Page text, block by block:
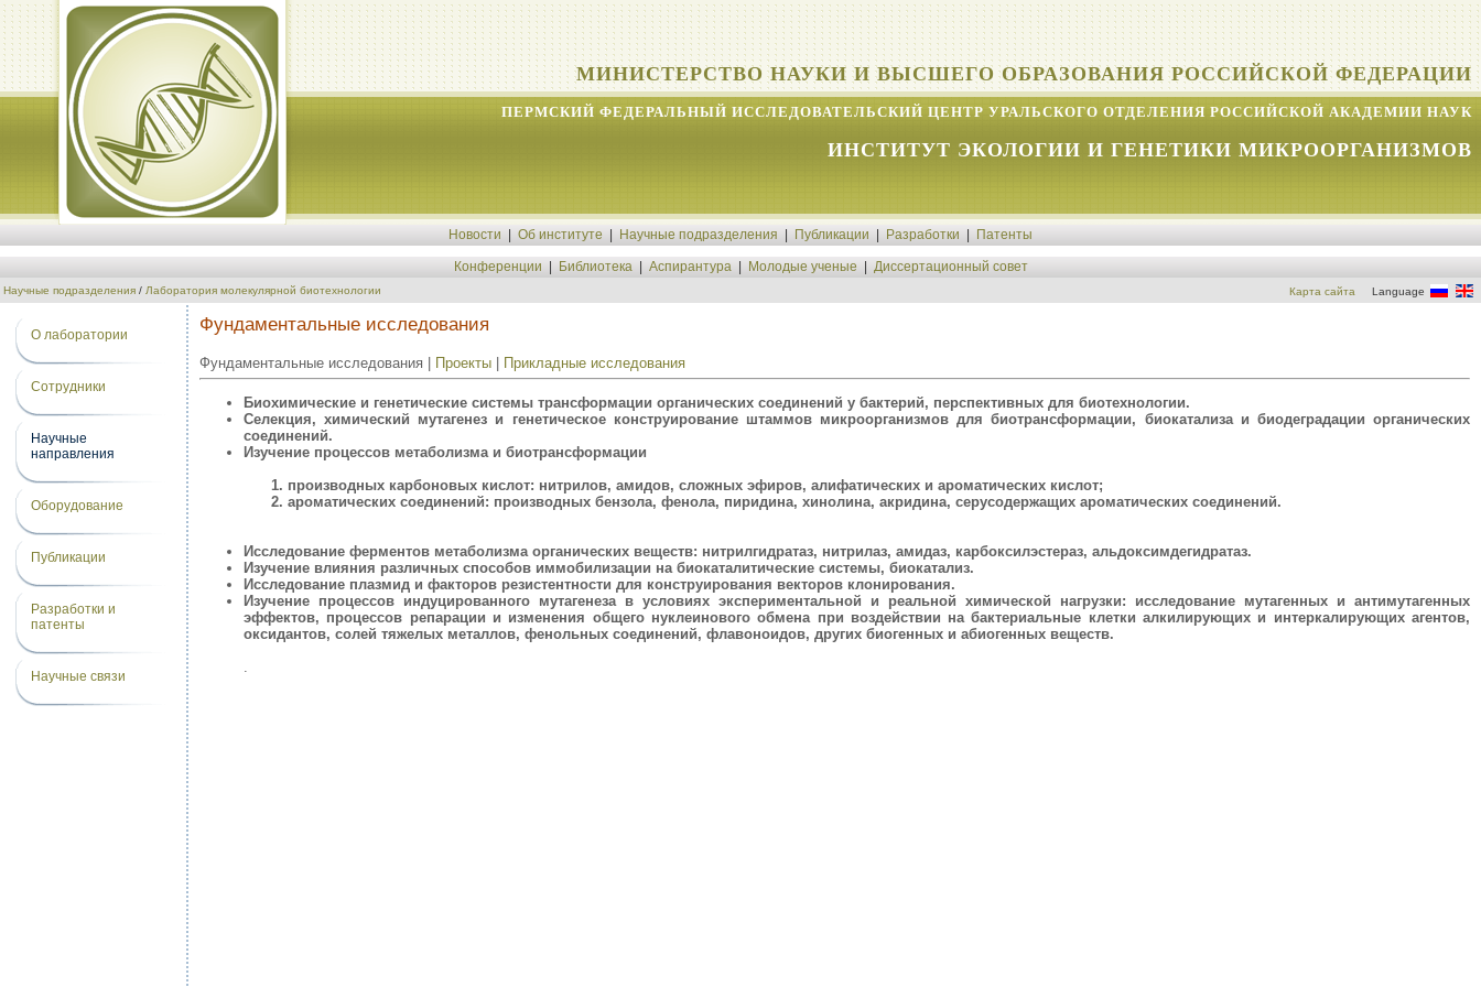
МИНИСТЕРСТВО НАУКИ И ВЫСШЕГО ОБРАЗОВАНИЯ РОССИЙСКОЙ ФЕДЕРАЦИИ
ПЕРМСКИЙ ФЕДЕРАЛЬНЫЙ ИССЛЕДОВАТЕЛЬСКИЙ ЦЕНТР УРАЛЬСКОГО ОТДЕЛЕНИЯ РОССИЙСКОЙ АКАДЕМИИ НАУК
ИНСТИТУТ ЭКОЛОГИИ И ГЕНЕТИКИ МИКРООРГАНИЗМОВ
Новости Об институте Научные подразделения Публикации Разработки Патенты
Конференции Библиотека Аспирантура Молодые ученые Диссертационный совет
Научные подразделения / Лаборатория молекулярной биотехнологии Карта сайта Language
О лаборатории
Сотрудники
Научные
направления
Оборудование
Публикации
Разработки и
патенты
Научные связи
Фундаментальные исследования
Фундаментальные исследования | Проекты | Прикладные исследования
Биохимические и генетические системы трансформации органических соединений у бактерий, перспективных для биотехнологии.
Селекция, химический мутагенез и генетическое конструирование штаммов микроорганизмов для биотрансформации, биокатализа и биодеградации органических
соединений.
Изучение процессов метаболизма и биотрансформации
производных карбоновых кислот: нитрилов, амидов, сложных эфиров, алифатических и ароматических кислот;
ароматических соединений: производных бензола, фенола, пиридина, хинолина, акридина, серусодержащих ароматических соединений.
Исследование ферментов метаболизма органических веществ: нитрилгидратаз, нитрилаз, амидаз, карбоксилэстераз, альдоксимдегидратаз.
Изучение влияния различных способов иммобилизации на биокаталитические системы, биокатализ.
Исследование плазмид и факторов резистентности для конструирования векторов клонирования.
Изучение процессов индуцированного мутагенеза в условиях экспериментальной и реальной химической нагрузки: исследование мутагенных и антимутагенных
эффектов, процессов репарации и изменения общего нуклеинового обмена при воздействии на бактериальные клетки алкилирующих и интеркалирующих агентов,
оксидантов, солей тяжелых металлов, фенольных соединений, флавоноидов, других биогенных и абиогенных веществ.